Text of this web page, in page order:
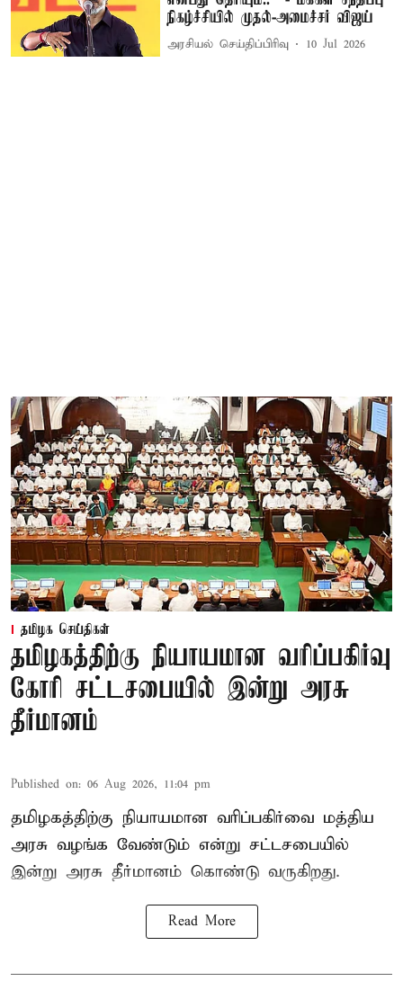
நிகழ்ச்சியில் முதல்-அமைச்சர் விஜய்
அரசியல் செய்திப்பிரிவு 10 Jul 2026
தமிழக செய்திகள்
தமிழகத்திற்கு நியாயமான வரிப்பகிர்வு
கோரி சட்டசபையில் இன்று அரசு
தீர்மானம்
Published on: 06 Aug 2026, 11:04 pm
தமிழகத்திற்கு நியாயமான வரிப்பகிர்வை மத்திய
அரசு வழங்க வேண்டும் என்று சட்டசபையில்
இன்று அரசு தீர்மானம் கொண்டு வருகிறது.
Read More